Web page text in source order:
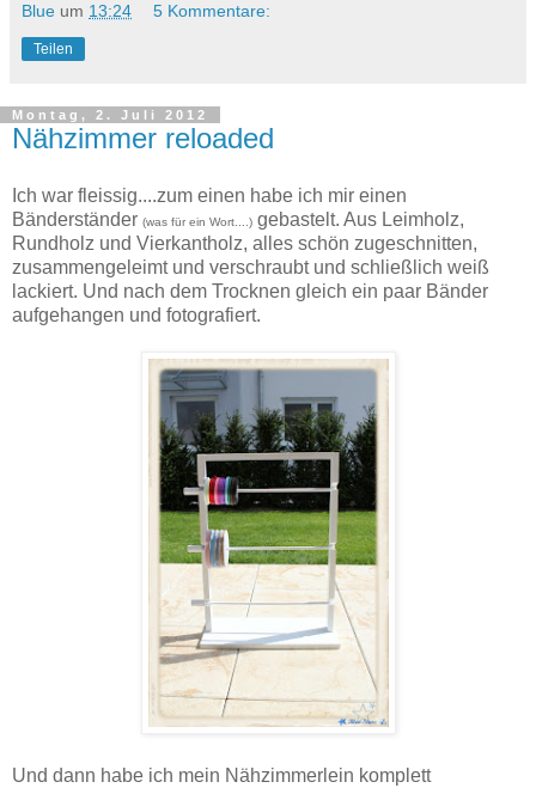
Blue um 13:24 5 Kommentare:
Teilen
Montag, 2. Juli 2012
Nähzimmer reloaded
Ich war fleissig....zum einen habe ich mir einen
Bänderständer (was für ein Wort....) gebastelt. Aus Leimholz,
Rundholz und Vierkantholz, alles schön zugeschnitten,
zusammengeleimt und verschraubt und schließlich weiß
lackiert. Und nach dem Trocknen gleich ein paar Bänder
aufgehangen und fotografiert.
Und dann habe ich mein Nähzimmerlein komplett